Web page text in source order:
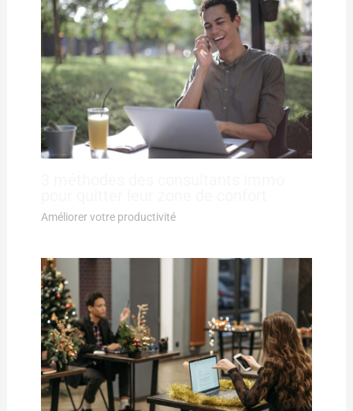
Améliorer votre productivité